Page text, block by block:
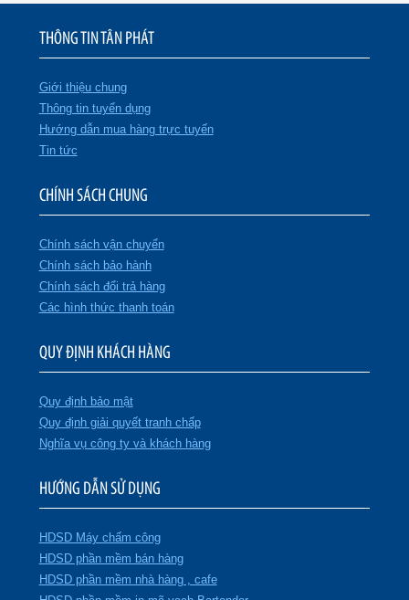
THÔNG TIN TÂN PHÁT
Giới thiệu chung
Thông tin tuyển dụng
Hướng dẫn mua hàng trực tuyến
Tin tức
CHÍNH SÁCH CHUNG
Chính sách vận chuyển
Chính sách bảo hành
Chính sách đổi trả hàng
Các hình thức thanh toán
QUY ĐỊNH KHÁCH HÀNG
Quy định bảo mật
Quy định giải quyết tranh chấp
Nghĩa vụ công ty và khách hàng
HƯỚNG DẪN SỬ DỤNG
HDSD Máy chấm công
HDSD phần mềm bán hàng
HDSD phần mềm nhà hàng , cafe